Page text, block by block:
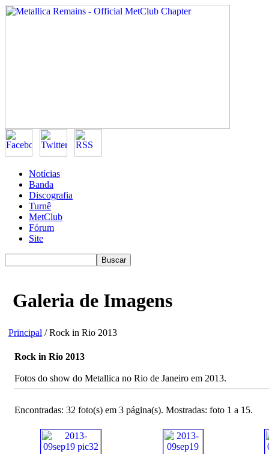
Notícias
Banda
Discografia
Turnê
MetClub
Fórum
Site
Galeria de Imagens
Principal / Rock in Rio 2013
Rock in Rio 2013
Fotos do show do Metallica no Rio de Janeiro em 2013.
Encontradas: 32 foto(s) em 3 página(s). Mostradas: foto 1 a 15.